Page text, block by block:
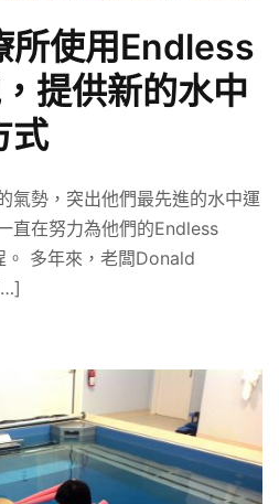
所使用Endless
提供新的水中
式
氣勢，突出他們最先進的水中運
直在努力為他們的Endless
多年來，老闆Donald